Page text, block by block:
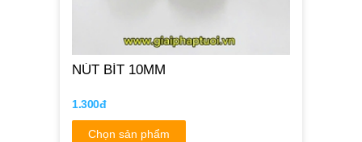
NÚT BÍT 10MM
1.300đ
Chọn sản phẩm